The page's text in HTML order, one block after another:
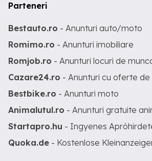
Parteneri
Bestauto.ro - Anunturi auto/moto
Romimo.ro - Anunturi imobiliare
Romjob.ro - Anunturi locuri de
Cazare24.ro - Anunturi cu oferte
Bestbike.ro - Anunturi moto
Animalutul.ro - Anunturi gratuite
Startapro.hu - Ingyenes
Quoka.de - Kostenlose